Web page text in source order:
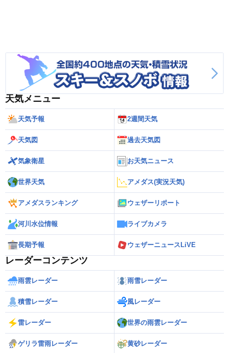
天気メニュー
天気予報 2週間天気
天気図 過去天気図
気象衛星 お天気ニュース
世界天気 アメダス(実況天気)
アメダスランキング ウェザーリポート
河川水位情報 ライブカメラ
長期予報 ウェザーニュースLiVE
レーダーコンテンツ
雨雲レーダー 雨雪レーダー
積雪レーダー 風レーダー
雷レーダー 世界の雨雲レーダー
ゲリラ雷雨レーダー 黄砂レーダー